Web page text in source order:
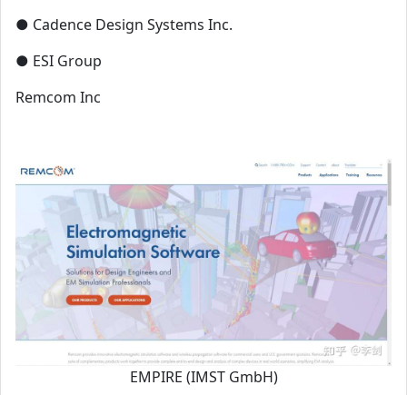
● Cadence Design Systems Inc.
● ESI Group
Remcom Inc
EMPIRE (IMST GmbH)